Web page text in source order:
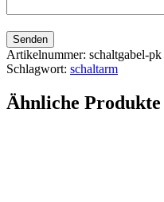
Senden
Artikelnummer: schaltgabel-pk
Schlagwort: schaltarm
Ähnliche Produkte